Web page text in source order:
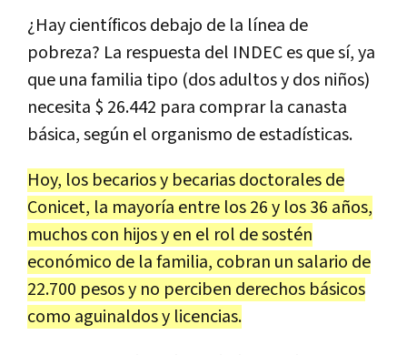
¿Hay científicos debajo de la línea de
pobreza? La respuesta del INDEC es que sí, ya
que una familia tipo (dos adultos y dos niños)
necesita $ 26.442 para comprar la canasta
básica, según el organismo de estadísticas.
Hoy, los becarios y becarias doctorales de
Conicet, la mayoría entre los 26 y los 36 años,
muchos con hijos y en el rol de sostén
económico de la familia, cobran un salario de
22.700 pesos y no perciben derechos básicos
como aguinaldos y licencias.